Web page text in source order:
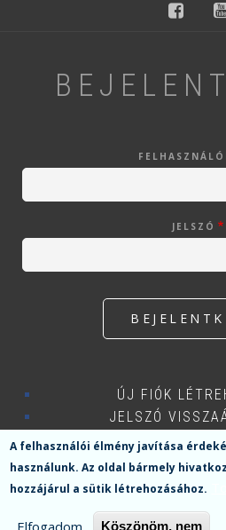
JELSZÓ
ÚJ FIÓK
JELSZÓ
A felhasználói élmény javítása
használunk.Az oldal bármely
hozzájárul a sütik létrehozásához.
Elfogadom Köszönöm, nem